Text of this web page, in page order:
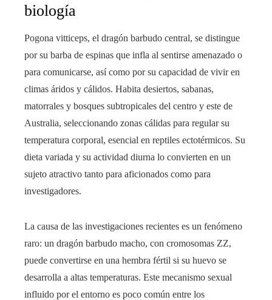
biología
Pogona vitticeps, el dragón barbudo central, se distingue
por su barba de espinas que infla al sentirse amenazado o
para comunicarse, así como por su capacidad de vivir en
climas áridos y cálidos. Habita desiertos, sabanas,
matorrales y bosques subtropicales del centro y este de
Australia, seleccionando zonas cálidas para regular su
temperatura corporal, esencial en reptiles ectotérmicos. Su
dieta variada y su actividad diurna lo convierten en un
sujeto atractivo tanto para aficionados como para
investigadores.
La causa de las investigaciones recientes es un fenómeno
raro: un dragón barbudo macho, con cromosomas ZZ,
puede convertirse en una hembra fértil si su huevo se
desarrolla a altas temperaturas. Este mecanismo sexual
influido por el entorno es poco común entre los